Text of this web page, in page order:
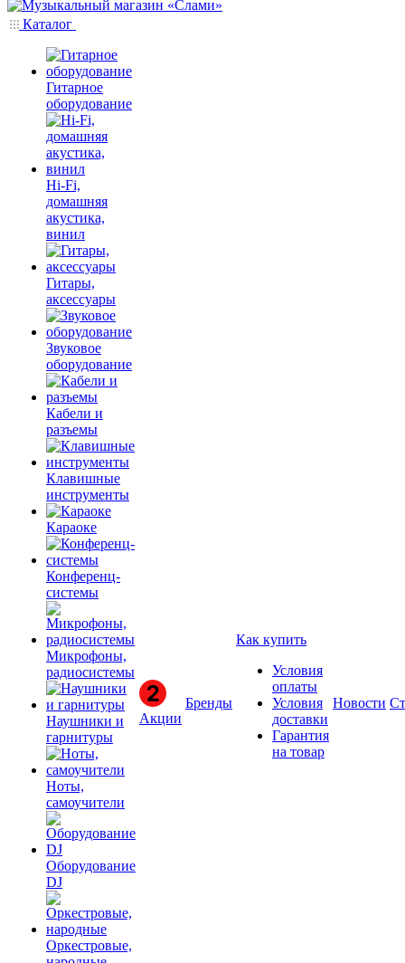
Каталог
Гитарное
оборудование
Hi-Fi,
домашняя
акустика,
винил
Гитары,
аксессуары
Звуковое
оборудование
Кабели и
разъемы
Клавишные
инструменты
Караоке
Конференц-
системы
Микрофоны,
радиосистемы
Наушники и
гарнитуры
Ноты,
самоучители
Оборудование
DJ
Оркестровые,
Акции
Бренды
Как купить
Условия
оплаты
Условия
доставки
Гарантия
на товар
Новости